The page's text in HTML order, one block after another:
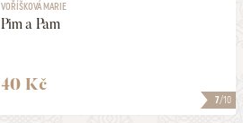
7/10
VOŘÍŠKOVÁ MARIE
Pim a Pam
40 Kč